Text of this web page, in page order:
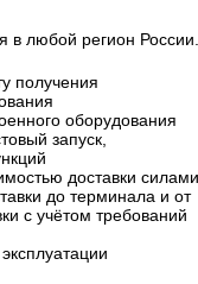
в любой регион России.
получения
оборудования
запуск,
доставки силами
до терминала и от
с учётом требований